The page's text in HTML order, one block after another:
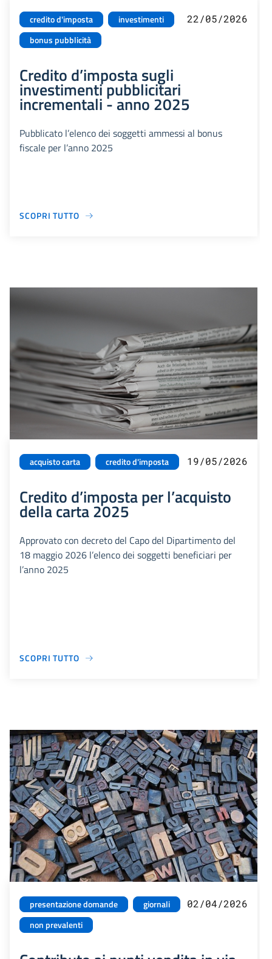
credito d'imposta
investimenti
bonus pubblicità
22/05/2026
Credito d’imposta sugli
investimenti pubblicitari
incrementali - anno 2025
Pubblicato l’elenco dei soggetti ammessi al bonus
fiscale per l’anno 2025
SCOPRI TUTTO
acquisto carta credito d'imposta 19/05/2026
Credito d’imposta per l’acquisto
della carta 2025
Approvato con decreto del Capo del Dipartimento del
18 maggio 2026 l’elenco dei soggetti beneficiari per
l’anno 2025
SCOPRI TUTTO
presentazione domande
giornali
non prevalenti
02/04/2026